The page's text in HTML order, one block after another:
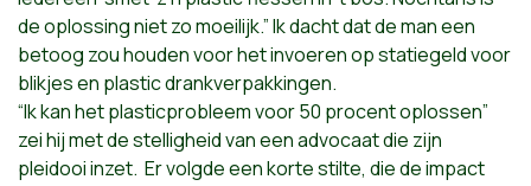
de oplossing niet zo moeilijk.” Ik dacht dat de man een
betoog zou houden voor het invoeren op statiegeld voor
blikjes en plastic drankverpakkingen.
“Ik kan het plasticprobleem voor 50 procent oplossen”
zei hij met de stelligheid van een advocaat die zijn
pleidooi inzet. Er volgde een korte stilte, die de impact